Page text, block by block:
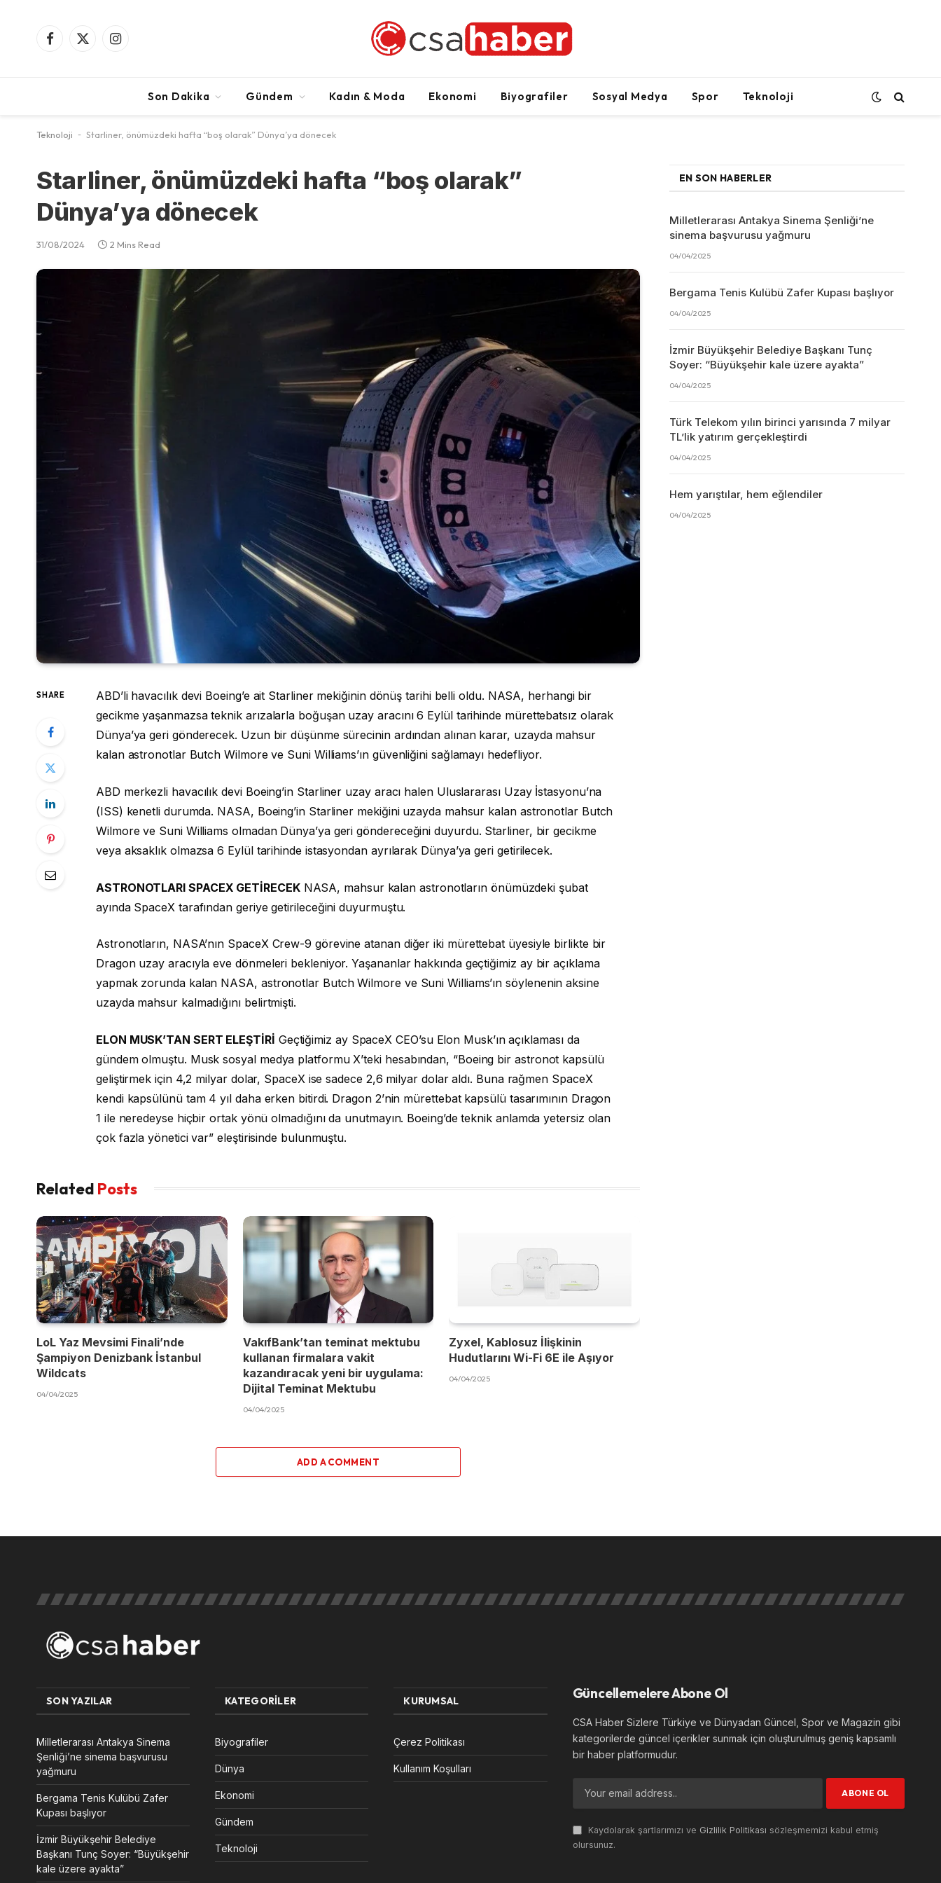
Facebook
X
Instagram
Son Dakika Gündem Kadın & Moda Ekonomi Biyografiler Sosyal Medya Spor Teknoloji
Teknoloji - Starliner, önümüzdeki hafta “boş olarak” Dünya’ya dönecek
Starliner, önümüzdeki hafta “boş olarak”
Dünya’ya dönecek
31/08/2024 2 Mins Read
SHARE
ABD’li havacılık devi Boeing’e ait Starliner mekiğinin dönüş tarihi belli oldu. NASA, herhangi bir
gecikme yaşanmazsa teknik arızalarla boğuşan uzay aracını 6 Eylül tarihinde mürettebatsız olarak
Dünya’ya geri gönderecek. Uzun bir düşünme sürecinin ardından alınan karar, uzayda mahsur
kalan astronotlar Butch Wilmore ve Suni Williams’ın güvenliğini sağlamayı hedefliyor.
ABD merkezli havacılık devi Boeing’in Starliner uzay aracı halen Uluslararası Uzay İstasyonu’na
(ISS) kenetli durumda. NASA, Boeing’in Starliner mekiğini uzayda mahsur kalan astronotlar Butch
Wilmore ve Suni Williams olmadan Dünya’ya geri göndereceğini duyurdu. Starliner, bir gecikme
veya aksaklık olmazsa 6 Eylül tarihinde istasyondan ayrılarak Dünya’ya geri getirilecek.
ASTRONOTLARI SPACEX GETİRECEKNASA, mahsur kalan astronotların önümüzdeki şubat
ayında SpaceX tarafından geriye getirileceğini duyurmuştu.
Astronotların, NASA’nın SpaceX Crew-9 görevine atanan diğer iki mürettebat üyesiyle birlikte bir
Dragon uzay aracıyla eve dönmeleri bekleniyor. Yaşananlar hakkında geçtiğimiz ay bir açıklama
yapmak zorunda kalan NASA, astronotlar Butch Wilmore ve Suni Williams’ın söylenenin aksine
uzayda mahsur kalmadığını belirtmişti.
ELON MUSK’TAN SERT ELEŞTİRİ Geçtiğimiz ay SpaceX CEO’su Elon Musk’ın açıklaması da
gündem olmuştu. Musk sosyal medya platformu X’teki hesabından, “Boeing bir astronot kapsülü
geliştirmek için 4,2 milyar dolar, SpaceX ise sadece 2,6 milyar dolar aldı. Buna rağmen SpaceX
kendi kapsülünü tam 4 yıl daha erken bitirdi. Dragon 2’nin mürettebat kapsülü tasarımının Dragon
1 ile neredeyse hiçbir ortak yönü olmadığını da unutmayın. Boeing’de teknik anlamda yetersiz olan
çok fazla yönetici var” eleştirisinde bulunmuştu.
Related Posts
LoL Yaz Mevsimi Finali’nde
Şampiyon Denizbank İstanbul
Wildcats
04/04/2025
VakıfBank’tan teminat mektubu
kullanan firmalara vakit
kazandıracak yeni bir uygulama:
Dijital Teminat Mektubu
04/04/2025
Zyxel, Kablosuz İlişkinin
Hudutlarını Wi-Fi 6E ile Aşıyor
04/04/2025
ADD A COMMENT
EN SON HABERLER
Milletlerarası Antakya Sinema Şenliği’ne
sinema başvurusu yağmuru
04/04/2025
Bergama Tenis Kulübü Zafer Kupası başlıyor
04/04/2025
İzmir Büyükşehir Belediye Başkanı Tunç
Soyer: “Büyükşehir kale üzere ayakta”
04/04/2025
Türk Telekom yılın birinci yarısında 7 milyar
TL’lik yatırım gerçekleştirdi
04/04/2025
Hem yarıştılar, hem eğlendiler
04/04/2025
SON YAZILAR
Milletlerarası Antakya Sinema
Şenliği’ne sinema başvurusu
yağmuru
Bergama Tenis Kulübü Zafer
Kupası başlıyor
İzmir Büyükşehir Belediye
Başkanı Tunç Soyer: “Büyükşehir
kale üzere ayakta”
KATEGORILER
Biyografiler
Dünya
Ekonomi
Gündem
Teknoloji
KURUMSAL
Çerez Politikası
Kullanım Koşulları
Güncellemelere Abone Ol
CSA Haber Sizlere Türkiye ve Dünyadan Güncel, Spor ve Magazin gibi
kategorilerde güncel içerikler sunmak için oluşturulmuş geniş kapsamlı
bir haber platformudur.
Kaydolarak şartlarımızı ve Gizlilik Politikası sözleşmemizi kabul etmiş
olursunuz.